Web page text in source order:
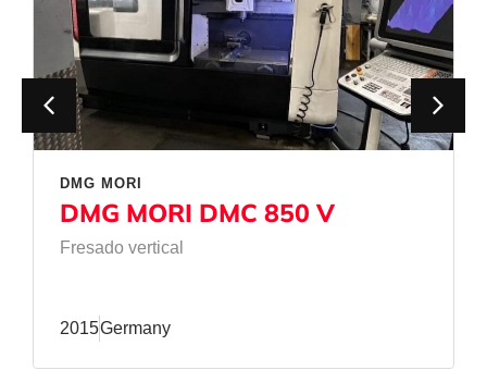
DMG MORI
DMG MORI DMC 850 V
Fresado vertical
2015Germany